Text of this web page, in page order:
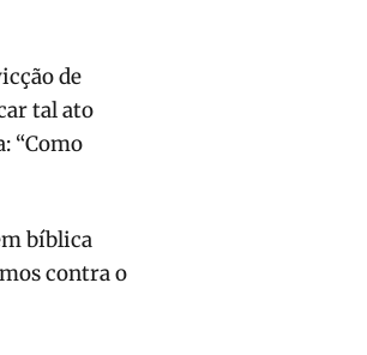
de
tal ato
“Como
bíblica
contra o